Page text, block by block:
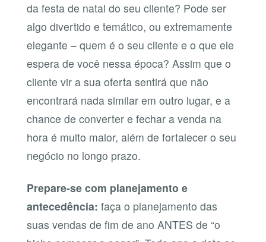
da festa de natal do seu cliente? Pode ser
algo divertido e temático, ou extremamente
elegante – quem é o seu cliente e o que ele
espera de você nessa época? Assim que o
cliente vir a sua oferta sentirá que não
encontrará nada similar em outro lugar, e a
chance de converter e fechar a venda na
hora é muito maior, além de fortalecer o seu
negócio no longo prazo.
Prepare-se com planejamento e
antecedência: faça o planejamento das
suas vendas de fim de ano ANTES de “o